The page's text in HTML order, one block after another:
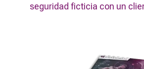
seguridad ficticia con un